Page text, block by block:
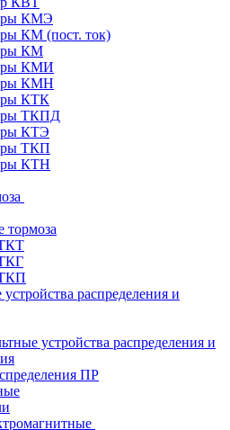
КМЭ
КМ (пост. ток)
КМ
КМИ
КМН
КТК
ТКПД
КТЭ
ТКП
КТН
тормоза
распределения и
устройства распределения и
ПР